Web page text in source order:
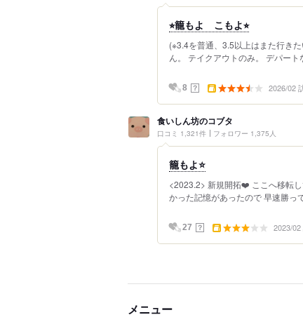
⭐︎籠もよ こもよ⭐︎
(※3.4を普通、3.5以上はまた行き
ん。 テイクアウトのみ。 デパー
8 ？ 2026/02
食いしん坊のコブタ
口コミ 1,321件 フォロワー 1,375人
籠もよ⭐
<2023.2> 新規開拓❤️ ここへ移転
かった記憶があったので 早速勝っ
27 ？ 2023/02
メニュー